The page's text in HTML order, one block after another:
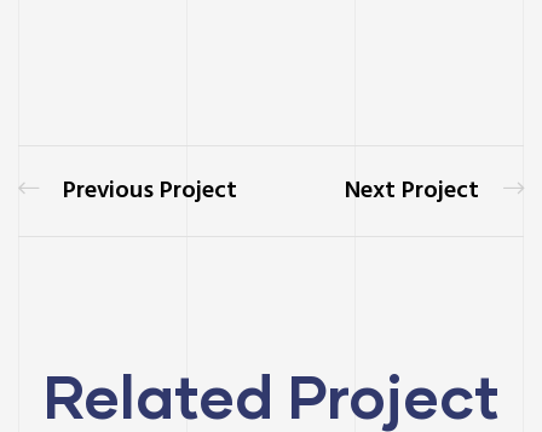
Previous Project Next Project
Related Project